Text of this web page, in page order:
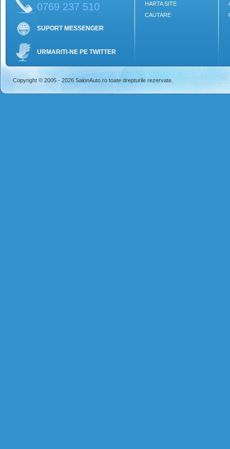
0769 237 510
SUPORT MESSENGER
URMARITI-NE PE TWITTER
HARTA SITE
CAUTARE
Copyright © 2005 - 2026 SalonAuto.ro toate drepturile rezervate.